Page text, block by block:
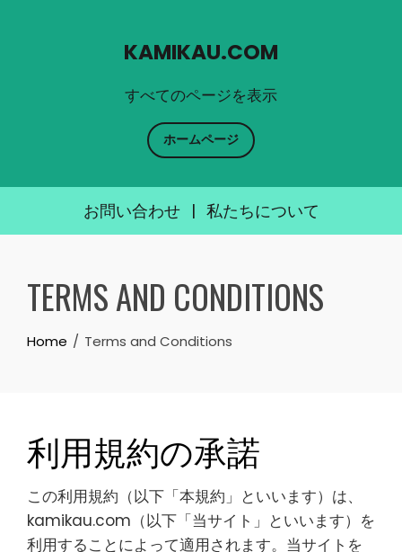
すべてのページを表示
KAMIKAU.COM
ホームページ
お問い合わせ | 私たちについて
content
TERMS AND CONDITIONS
Home Terms and Conditions
利用規約の承諾
この利用規約（以下「本規約」といいます）は、
kamikau.com（以下「当サイト」といいます）を
利用することによって適用されます。当サイトを